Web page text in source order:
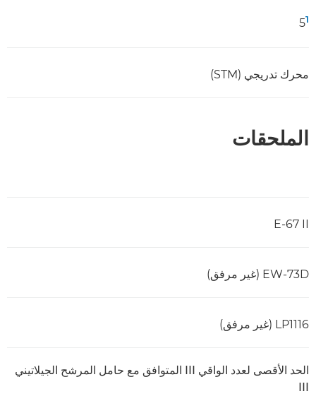
51
محرك تدريجي (STM)
الملحقات
E-67 II
EW-73D (غير مرفق)
LP1116 (غير مرفق)
الحد الأقصى لعدد الواقي III المتوافق مع حامل المرشح الجيلاتيني